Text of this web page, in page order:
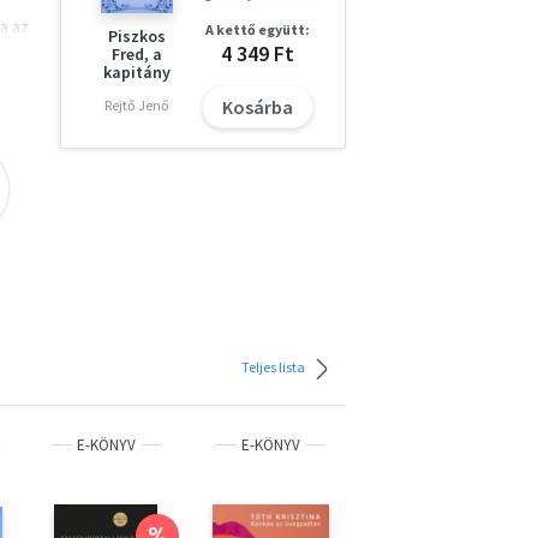
az
Piszkos
Fred, a
kapitány
Rejtő Jenő
A kettő együtt:
4 349 Ft
Kosárba
Teljes lista
E-KÖNYV E-KÖNYV